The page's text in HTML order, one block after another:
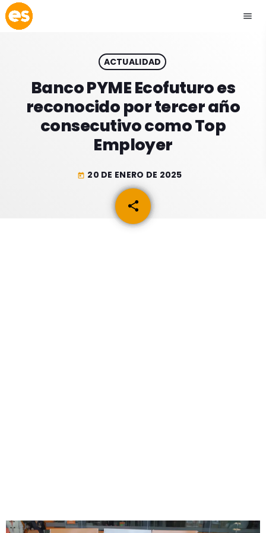
menu
play_arrow EMISIÓN LA PAZ
play_arrow EMISIÓN COCHABAMBA
ESLATINO NEWS
ACTUALIDAD
Banco PYME Ecofuturo es
reconocido por tercer año
consecutivo como Top
Employer
today 20 DE ENERO DE 2025
share
email